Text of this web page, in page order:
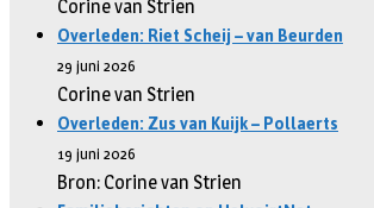
Corine van Strien
Overleden: Riet Scheij – van Beurden
29 juni 2026
Corine van Strien
Overleden: Zus van Kuijk – Pollaerts
19 juni 2026
Bron: Corine van Strien